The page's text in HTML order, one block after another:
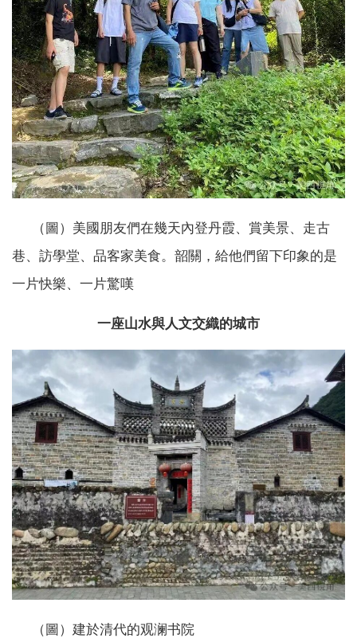
（圖）美國朋友們在幾天內登丹霞、賞美景、走古
巷、訪學堂、品客家美食。韶關，給他們留下印象的是
一片快樂、一片驚嘆
一座山水與人文交織的城市
（圖）建於清代的观澜书院